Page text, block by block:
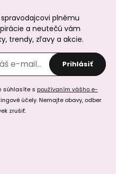
spravodajcovi plnému
a neutečú vám
trendy, zľavy a akcie.
Prihlásiť
súhlasíte s používaním vášho e-
účely. Nemajte obavy, odber
zrušiť.